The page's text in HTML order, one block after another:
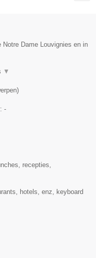
Dame Louvignies en in
▼
)
-
recepties,
hotels, enz, keyboard